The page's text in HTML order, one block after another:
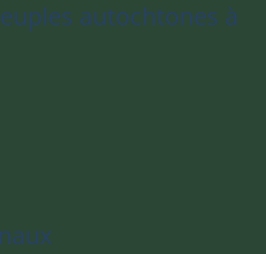
autochtones à